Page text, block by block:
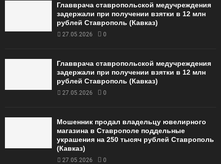
Главврача ставропольской медучреждения
задержали при получении взятки в 12 млн
рублей Ставрополь (Кавказ)
27.05.2026 0
Главврача ставропольской медучреждения
задержали при получении взятки в 12 млн
рублей Ставрополь (Кавказ)
27.05.2026 0
Мошенник продал владельцу ювелирного
магазина в Ставрополе поддельные
украшения на 250 тысяч рублей Ставрополь
(Кавказ)
27.05.2026 0